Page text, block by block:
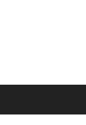
工」を標準に
ことで、ぶつ
工です。
す。
ンダーにかけ